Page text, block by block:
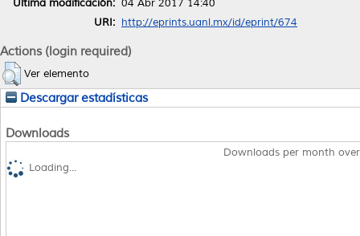
Última modificación: 04 Abr 2017 14:40
URI: http://eprints.uanl.mx/id/eprint/674
Actions (login required)
Ver elemento
Descargar estadísticas
Downloads
Downloads per month
Loading...